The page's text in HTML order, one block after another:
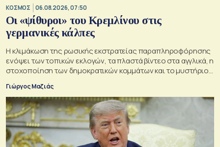
ΚΟΣΜΟΣ 06.08.2026, 07:50
Οι «ψίθυροι» του Κρεμλίνου στις
γερμανικές κάλπες
Η κλιμάκωση της ρωσικής εκστρατείας παραπληροφόρησης
ενόψει των τοπικών εκλογών, τα πλαστά βίντεο στα αγγλικά, η
στοχοποίηση των δημοκρατικών κομμάτων και το μυστήριο
Γιώργος Μαζιάς